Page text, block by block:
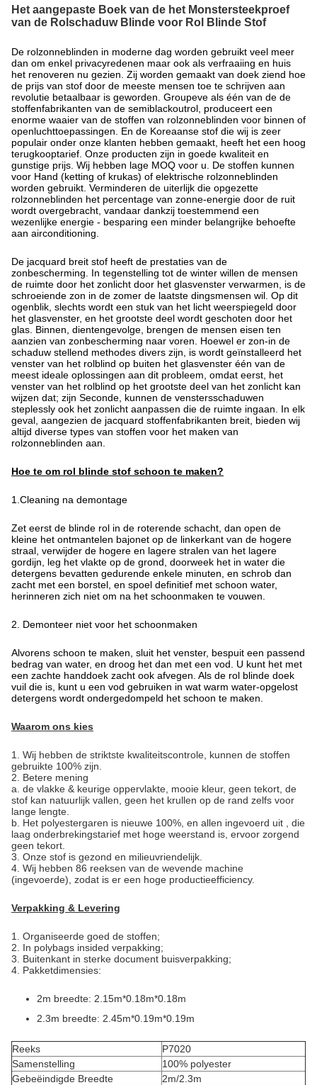
Het aangepaste Boek van de het Monstersteekproef
van de Rolschaduw Blinde voor Rol Blinde Stof
De rolzonneblinden in moderne dag worden gebruikt veel meer
dan om enkel privacyredenen maar ook als verfraaiing en huis
het renoveren nu gezien. Zij worden gemaakt van doek ziend hoe
de prijs van stof door de meeste mensen toe te schrijven aan
revolutie betaalbaar is geworden. Groupeve als één van de de
stoffenfabrikanten van de semiblackoutrol, produceert een
enorme waaier van de stoffen van rolzonneblinden voor binnen of
openluchttoepassingen. En de Koreaanse stof die wij is zeer
populair onder onze klanten hebben gemaakt, heeft het een hoog
terugkooptarief. Onze producten zijn in goede kwaliteit en
gunstige prijs. Wij hebben lage MOQ voor u. De stoffen kunnen
voor Hand (ketting of krukas) of elektrische rolzonneblinden
worden gebruikt. Verminderen de uiterlijk die opgezette
rolzonneblinden het percentage van zonne-energie door de ruit
wordt overgebracht, vandaar dankzij toestemmend een
wezenlijke energie - besparing een minder belangrijke behoefte
aan airconditioning.
De jacquard breit stof heeft de prestaties van de
zonbescherming. In tegenstelling tot de winter willen de mensen
de ruimte door het zonlicht door het glasvenster verwarmen, is de
schroeiende zon in de zomer de laatste dingsmensen wil. Op dit
ogenblik, slechts wordt een stuk van het licht weerspiegeld door
het glasvenster, en het grootste deel wordt geschoten door het
glas. Binnen, dientengevolge, brengen de mensen eisen ten
aanzien van zonbescherming naar voren. Hoewel er zon-in de
schaduw stellend methodes divers zijn, is wordt geïnstalleerd het
venster van het rolblind op buiten het glasvenster één van de
meest ideale oplossingen aan dit probleem, omdat eerst, het
venster van het rolblind op het grootste deel van het zonlicht kan
wijzen dat; zijn Seconde, kunnen de venstersschaduwen
steplessly ook het zonlicht aanpassen die de ruimte ingaan. In elk
geval, aangezien de jacquard stoffenfabrikanten breit, bieden wij
altijd diverse types van stoffen voor het maken van
rolzonneblinden aan.
Hoe te om rol blinde stof schoon te maken?
1.Cleaning na demontage
Zet eerst de blinde rol in de roterende schacht, dan open de
kleine het ontmantelen bajonet op de linkerkant van de hogere
straal, verwijder de hogere en lagere stralen van het lagere
gordijn, leg het vlakte op de grond, doorweek het in water die
detergens bevatten gedurende enkele minuten, en schrob dan
zacht met een borstel, en spoel definitief met schoon water,
herinneren zich niet om na het schoonmaken te vouwen.
2. Demonteer niet voor het schoonmaken
Alvorens schoon te maken, sluit het venster, bespuit een passend
bedrag van water, en droog het dan met een vod. U kunt het met
een zachte handdoek zacht ook afvegen. Als de rol blinde doek
vuil die is, kunt u een vod gebruiken in wat warm water-opgelost
detergens wordt ondergedompeld het schoon te maken.
Waarom ons kies
1. Wij hebben de striktste kwaliteitscontrole, kunnen de stoffen
gebruikte 100% zijn.
2. Betere mening
a. de vlakke & keurige oppervlakte, mooie kleur, geen tekort, de
stof kan natuurlijk vallen, geen het krullen op de rand zelfs voor
lange lengte.
b. Het polyestergaren is nieuwe 100%, en allen ingevoerd uit , die
laag onderbrekingstarief met hoge weerstand is, ervoor zorgend
geen tekort.
3. Onze stof is gezond en milieuvriendelijk.
4. Wij hebben 86 reeksen van de wevende machine
(ingevoerde), zodat is er een hoge productieefficiency.
Verpakking & Levering
1. Organiseerde goed de stoffen;
2. In polybags insided verpakking;
3. Buitenkant in sterke document buisverpakking;
4. Pakketdimensies:
2m breedte: 2.15m*0.18m*0.18m
2.3m breedte: 2.45m*0.19m*0.19m
Reeks
P7020
Samenstelling
100% polyester
Gebeëindigde Breedte
2m/2.3m